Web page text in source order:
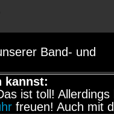
Band- und
kannst:
ist toll!
freuen! Auch mit